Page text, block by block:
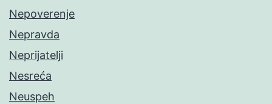
Nepoverenje
Nepravda
Neprijatelji
Nesreća
Neuspeh